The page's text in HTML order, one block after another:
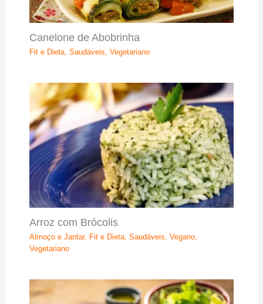
Canelone de Abobrinha
Fit e Dieta, Saudáveis, Vegetariano
Arroz com Brócolis
Almoço e Jantar, Fit e Dieta, Saudáveis, Vegano,
Vegetariano